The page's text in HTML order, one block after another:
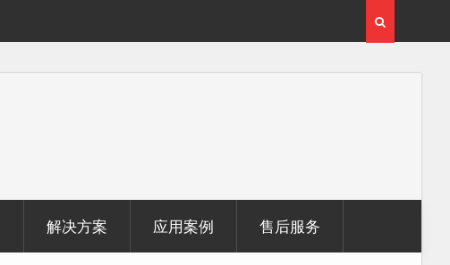
无人机倾斜摄影在制造业信息化建设中的应用
解决方案 应用案例 售后服务